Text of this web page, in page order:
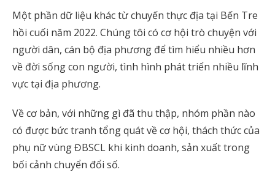
Một phần dữ liệu khác từ chuyến thực địa tại Bến Tre
hồi cuối năm 2022. Chúng tôi có cơ hội trò chuyện với
người dân, cán bộ địa phương để tìm hiểu nhiều hơn
về đời sống con người, tình hình phát triển nhiều lĩnh
vực tại địa phương.
Về cơ bản, với những gì đã thu thập, nhóm phần nào
có được bức tranh tổng quát về cơ hội, thách thức của
phụ nữ vùng ĐBSCL khi kinh doanh, sản xuất trong
bối cảnh chuyển đổi số.